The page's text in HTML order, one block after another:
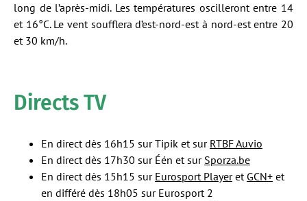
long de l’après-midi. Les températures oscilleront entre 14
et 16°C. Le vent soufflera d’est-nord-est à nord-est entre 20
et 30 km/h.
Directs TV
En direct dès 16h15 sur Tipik et sur RTBF Auvio
En direct dès 17h30 sur Één et sur Sporza.be
En direct dès 15h15 sur Eurosport Playeret GCN+ et
en différé dès 18h05 sur Eurosport 2